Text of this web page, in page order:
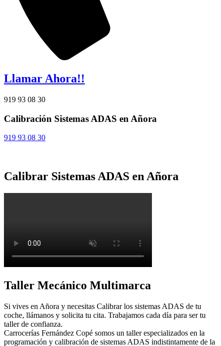
Llamar Ahora!!
919 93 08 30
Calibración Sistemas ADAS en Añora
919 93 08 30
Calibrar Sistemas ADAS en Añora
Taller Mecánico Multimarca
Si vives en Añora y necesitas Calibrar los sistemas ADAS de tu
coche, llámanos y solicita tu cita. Trabajamos cada día para ser tu
taller de confianza.
Carrocerías Fernández Copé somos un taller especializados en la
programación y calibración de sistemas ADAS indistintamente de la